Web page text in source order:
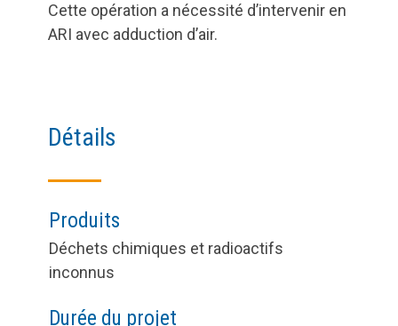
Cette opération a nécessité d’intervenir en
ARI avec adduction d’air.
Détails
Produits
Déchets chimiques et radioactifs
inconnus
Durée du projet